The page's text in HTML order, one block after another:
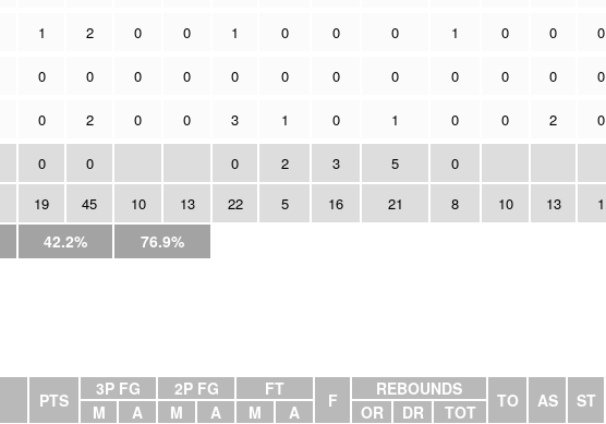
1 2 0 0 1 0 0 0 1 0 0 0
0 0 0 0 0 0 0 0 0 0 0 0
0 2 0 0 3 1 0 1 0 0 2 0
0 0 0 2 3 5 0
19 45 10 13 22 5 16 21 8 10 13 1
42.2% 76.9%
PTS
3P FG 2P FG FT
F
REBOUNDS
TO AS ST
M A M A M A OR DR TOT